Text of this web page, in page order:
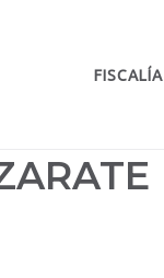
FISCALÍA